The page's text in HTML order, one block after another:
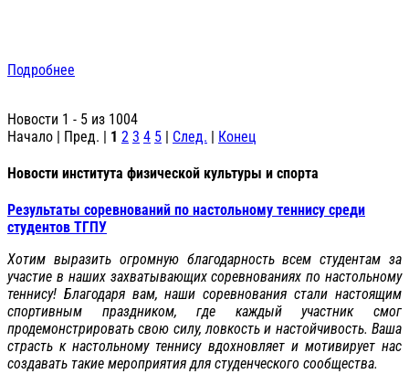
Подробнее
Новости 1 - 5 из 1004
Начало | Пред. | 1 2 3 4 5 | След. | Конец
Новости института физической культуры и спорта
Результаты соревнований по настольному теннису среди
студентов ТГПУ
Хотим выразить огромную благодарность всем студентам за
участие в наших захватывающих соревнованиях по настольному
теннису! Благодаря вам, наши соревнования стали настоящим
спортивным праздником, где каждый участник смог
продемонстрировать свою силу, ловкость и настойчивость. Ваша
страсть к настольному теннису вдохновляет и мотивирует нас
создавать такие мероприятия для студенческого сообщества.